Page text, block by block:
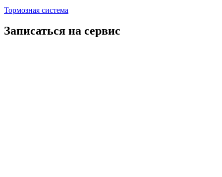
Тормозная система
Записаться на сервис